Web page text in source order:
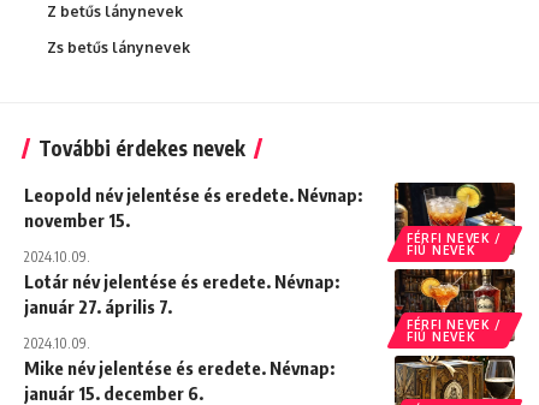
Z betűs lánynevek
Zs betűs lánynevek
További érdekes nevek
FÉRFI NEVEK /
FIÚ NEVEK
Leopold név jelentése és eredete. Névnap:
november 15.
2024.10.09.
FÉRFI NEVEK /
FIÚ NEVEK
Lotár név jelentése és eredete. Névnap:
január 27. április 7.
2024.10.09.
Mike név jelentése és eredete. Névnap:
január 15. december 6.